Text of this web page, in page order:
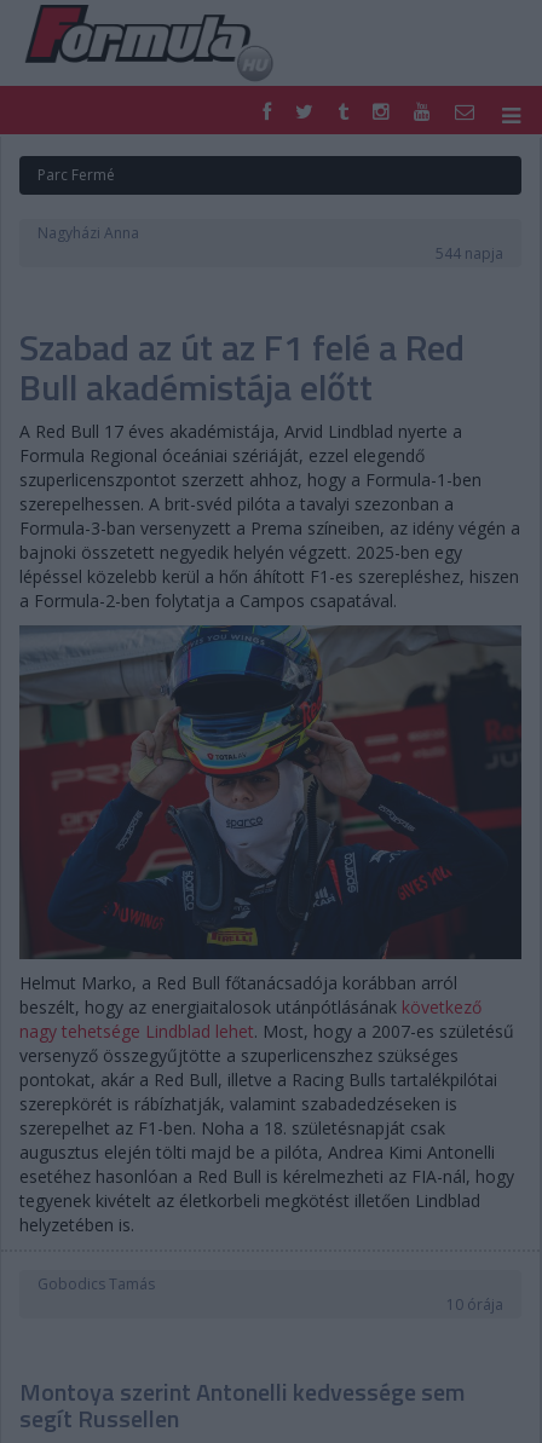
FORMULA
MOTOR
NEMZETKÖZI
DIGITÁLIS MAGAZIN
PONTÁLLÁSOK
Parc Fermé
Nagyházi Anna
544 napja
Szabad az út az F1 felé a Red
Bull akadémistája előtt
A Red Bull 17 éves akadémistája, Arvid Lindblad nyerte a
Formula Regional óceániai szériáját, ezzel elegendő
szuperlicenszpontot szerzett ahhoz, hogy a Formula-1-ben
szerepelhessen. A brit-svéd pilóta a tavalyi szezonban a
Formula-3-ban versenyzett a Prema színeiben, az idény végén a
bajnoki összetett negyedik helyén végzett. 2025-ben egy
lépéssel közelebb kerül a hőn áhított F1-es szerepléshez, hiszen
a Formula-2-ben folytatja a Campos csapatával.
Helmut Marko, a Red Bull főtanácsadója korábban arról
beszélt, hogy az energiaitalosok utánpótlásának következő
nagy tehetsége Lindblad lehet. Most, hogy a 2007-es születésű
versenyző összegyűjtötte a szuperlicenszhez szükséges
pontokat, akár a Red Bull, illetve a Racing Bulls tartalékpilótai
szerepkörét is rábízhatják, valamint szabadedzéseken is
szerepelhet az F1-ben. Noha a 18. születésnapját csak
augusztus elején tölti majd be a pilóta, Andrea Kimi Antonelli
esetéhez hasonlóan a Red Bull is kérelmezheti az FIA-nál, hogy
tegyenek kivételt az életkorbeli megkötést illetően Lindblad
helyzetében is.
Gobodics Tamás
10 órája
Montoya szerint Antonelli kedvessége sem
segít Russellen